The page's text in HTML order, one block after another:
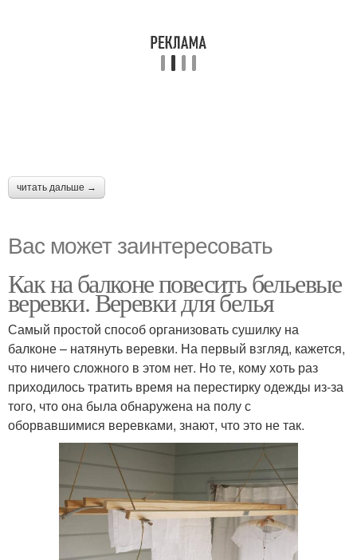
читать дальше →
Вас может заинтересовать
Как на балконе повесить бельевые
веревки. Веревки для белья
Самый простой способ организовать сушилку на
балконе – натянуть веревки. На первый взгляд, кажется,
что ничего сложного в этом нет. Но те, кому хоть раз
приходилось тратить время на перестирку одежды из-за
того, что она была обнаружена на полу с
оборвавшимися веревками, знают, что это не так.